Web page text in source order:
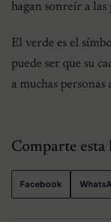
hagan sonreír a
El verde es el
puede ser que su
a muchas
Comparte esta
Facebook